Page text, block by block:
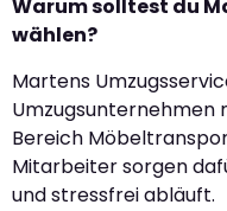
Warum solltest du
wählen?
Martens
Umzugsunternehmen
Bereich
Mitarbeiter sorgen
und stressfrei abläuft.